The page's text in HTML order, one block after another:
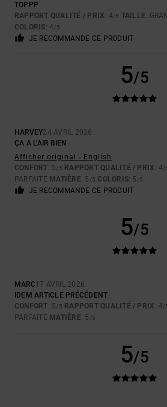
TOPPP
RAPPORT QUALITÉ / PRIX: 4/5 TAILLE:
COLORIS: 4/5
JE RECOMMANDE CE PRODUIT
5/5
HARVEY24 AVRIL 2026
ÇA A L'AIR BIEN
Afficher original - English
CONFORT: 5/5 RAPPORT QUALITÉ / PRIX: 4/
PARFAITE MATIÈRE: 5 /5 COLORIS: 5 /5
JE RECOMMANDE CE PRODUIT
5/5
MARC17 AVRIL 2026
IDEM ARTICLE PRÉCÉDENT
CONFORT: 5/5 RAPPORT QUALITÉ / PRIX: 4/
PARFAITE MATIÈRE: 5 /5
5/5